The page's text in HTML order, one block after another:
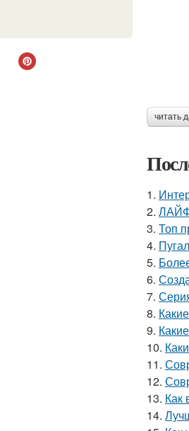
читать
1.
2.
3. Топ
4.
5.
6.
7.
8.
9.
10.
11.
12.
13. Как
14.